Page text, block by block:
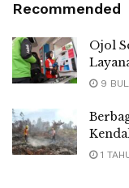
Recommended
Ojol
9
1